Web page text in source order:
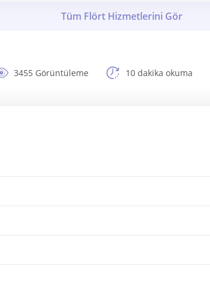
3455 Görüntüleme 10 dakika okuma